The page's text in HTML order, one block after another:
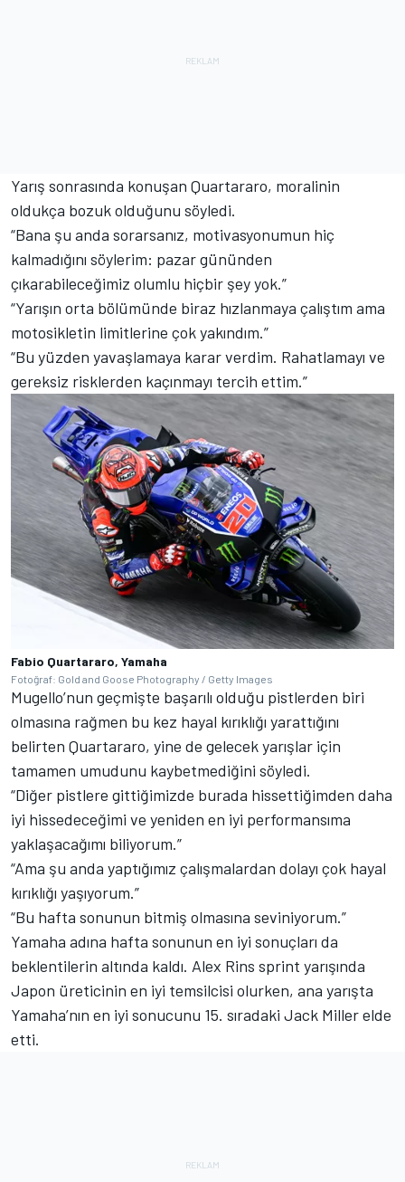
Yarış sonrasında konuşan Quartararo, moralinin
oldukça bozuk olduğunu söyledi.
“Bana şu anda sorarsanız, motivasyonumun hiç
kalmadığını söylerim: pazar gününden
çıkarabileceğimiz olumlu hiçbir şey yok.”
“Yarışın orta bölümünde biraz hızlanmaya çalıştım ama
motosikletin limitlerine çok yakındım.”
“Bu yüzden yavaşlamaya karar verdim. Rahatlamayı ve
gereksiz risklerden kaçınmayı tercih ettim.”
Fabio Quartararo, Yamaha
Fotoğraf: Gold and Goose Photography / Getty Images
Mugello’nun geçmişte başarılı olduğu pistlerden biri
olmasına rağmen bu kez hayal kırıklığı yarattığını
belirten Quartararo, yine de gelecek yarışlar için
tamamen umudunu kaybetmediğini söyledi.
“Diğer pistlere gittiğimizde burada hissettiğimden daha
iyi hissedeceğimi ve yeniden en iyi performansıma
yaklaşacağımı biliyorum.”
“Ama şu anda yaptığımız çalışmalardan dolayı çok hayal
kırıklığı yaşıyorum.”
“Bu hafta sonunun bitmiş olmasına seviniyorum.”
Yamaha adına hafta sonunun en iyi sonuçları da
beklentilerin altında kaldı. Alex Rins sprint yarışında
Japon üreticinin en iyi temsilcisi olurken, ana yarışta
Yamaha’nın en iyi sonucunu 15. sıradaki Jack Miller elde
etti.